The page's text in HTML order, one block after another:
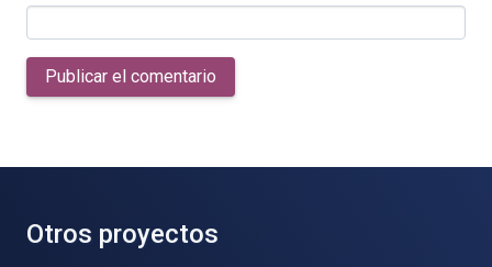
Publicar el comentario
Otros proyectos